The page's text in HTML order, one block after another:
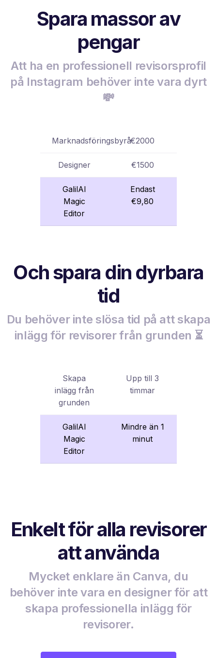
Spara massor av
pengar
Att ha en professionell revisorsprofil
på Instagram behöver inte vara dyrt
💸
Marknadsföringsbyrå€2000
Designer €1500
GalilAI
Magic
Editor
Endast
€9,80
Och spara din dyrbara
tid
Du behöver inte slösa tid på att skapa
inlägg för revisorer från grunden ⏳
Skapa
inlägg från
grunden
Upp till 3
timmar
GalilAI
Magic
Editor
Mindre än 1
minut
Enkelt för alla revisorer
att använda
Mycket enklare än Canva, du
behöver inte vara en designer för att
skapa professionella inlägg för
revisorer.